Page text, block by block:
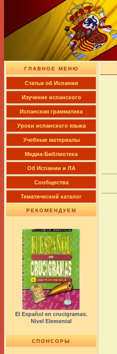
ГЛАВНОЕ МЕНЮ
Cтатьи об Испании
Изучение испанского
Испанская грамматика
Уроки испанского языка
Учебные материалы
Медиа-Библиотека
Об Испании и ЛА
Сообщества
Тематический каталог
РЕКОМЕНДУЕМ
El Español en crucigramas.
Nivel Elemental
СПОНСОРЫ